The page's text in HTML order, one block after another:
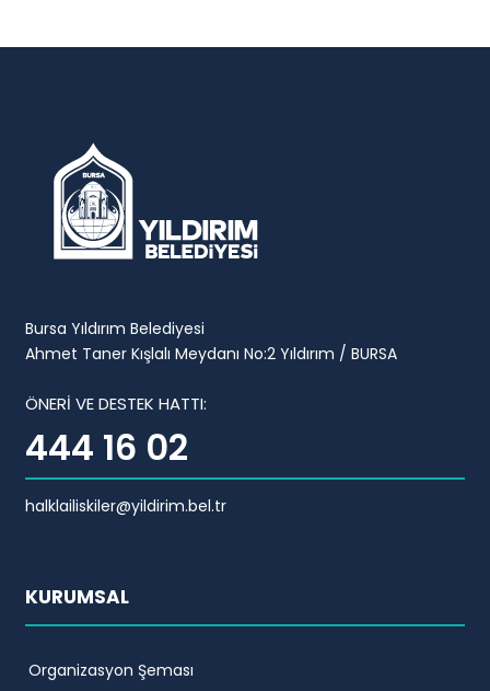
Bursa Yıldırım Belediyesi
Ahmet Taner Kışlalı Meydanı No:2 Yıldırım / BURSA
ÖNERİ VE DESTEK HATTI:
444 16 02
halklailiskiler@yildirim.bel.tr
KURUMSAL
Organizasyon Şeması